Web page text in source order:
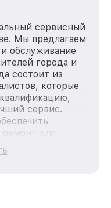
сервисный
Мы предлагаем
обслуживание
города и
состоит из
которые
сервис.
ремонт для
Miele, вне
Мы